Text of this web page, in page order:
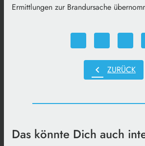
Ermittlungen zur Brandursache
chevron_left ZURÜCK
Das könnte Dich auch